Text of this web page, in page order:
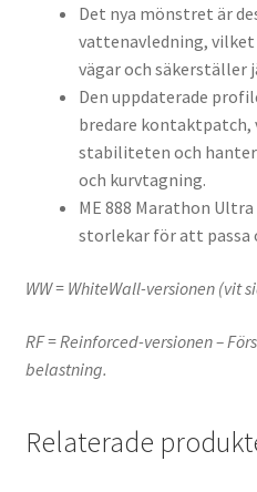
Det nya mönstret är
vattenavledning,
vägar och säkerställer
Den uppdaterade
bredare
stabiliteten och
och kurvtagning.
ME 888 Marathon
storlekar för att passa
WW = WhiteWall-versionen (vit
RF = Reinforced-versionen –
belastning.
Relaterade